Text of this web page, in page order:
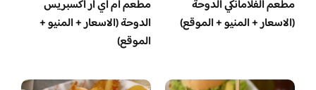
مطعم الفلامانكي الدوحة
(الاسعار + المنيو + الموقع)
مطعم ام اي ار اكسبريس
الدوحة (الاسعار + المنيو +
الموقع)